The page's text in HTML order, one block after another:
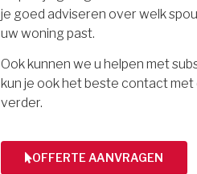
je goed adviseren over welk
uw woning past.
Ook kunnen we u helpen met
kun je ook het beste contact
verder.
OFFERTE AANVRAGEN